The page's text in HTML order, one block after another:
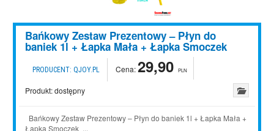
Bańkowy Zestaw Prezentowy – Płyn do
baniek 1l + Łapka Mała + Łapka Smoczek
PRODUCENT: QJOY.PL Cena:29,90 PLN
Produkt:dostępny
Bańkowy Zestaw Prezentowy – Płyn do baniek 1l + Łapka Mała +
Łapka Smoczek ...